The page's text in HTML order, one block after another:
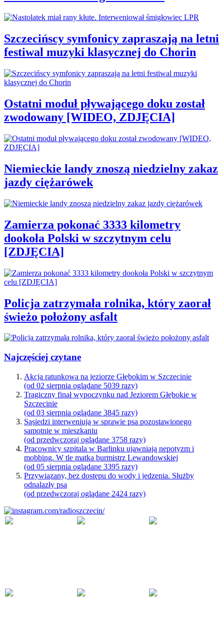
Szczecińscy symfonicy zapraszają na letni
festiwal muzyki klasycznej do Chorin
Ostatni moduł pływającego doku został
zwodowany [WIDEO, ZDJĘCIA]
Niemieckie landy znoszą niedzielny zakaz
jazdy ciężarówek
Zamierza pokonać 3333 kilometry
dookoła Polski w szczytnym celu
[ZDJĘCIA]
Policja zatrzymała rolnika, który zaorał
świeżo położony asfalt
Najczęściej czytane
Akcja ratunkowa na jeziorze Głębokim w Szczecinie
(od 02 sierpnia oglądane 5039 razy)
Tragiczny finał wypoczynku nad Jeziorem Głębokie w
Szczecinie
(od 03 sierpnia oglądane 3845 razy)
Sąsiedzi interweniują w sprawie psa pozostawionego
samotnie w mieszkaniu
(od przedwczoraj oglądane 3758 razy)
Pracownicy szpitala w Barlinku ujawniają nepotyzm i
mobbing. W tle matka burmistrz Lewandowskiej
(od 05 sierpnia oglądane 3395 razy)
Przywiązany, bez dostępu do wody i jedzenia. Służby
odnalazły psa
(od przedwczoraj oglądane 2424 razy)